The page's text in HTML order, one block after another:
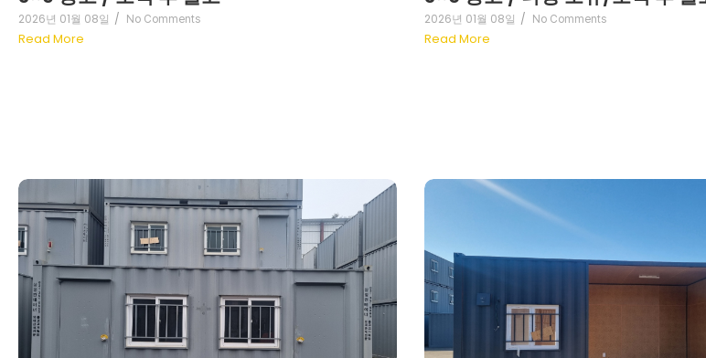
2026년 01월 08일 / No Comments
Read More
2026년 01월 08일 / No Comments
Read More